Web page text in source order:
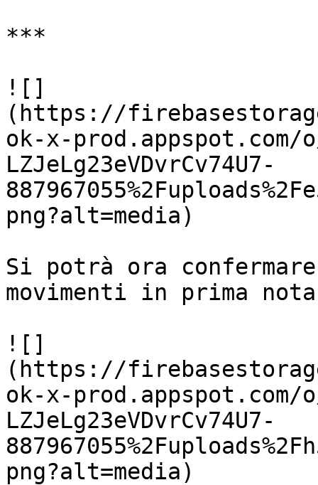
***
![]
(https://
ok-x-prod.appspot.com/
LZJeLg23eVDvrCv74U7-
png?alt=media)
Si potrà ora
movimenti in prima
![]
(https://
ok-x-prod.appspot.com/
LZJeLg23eVDvrCv74U7-
png?alt=media)